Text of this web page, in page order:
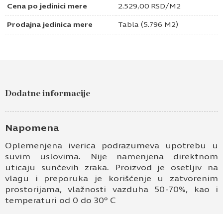
Cena po jedinici mere 2.529,00 RSD/M2
Prodajna jedinica mere Tabla (5.796 M2)
Ime i prezime
Kontakt telefon
Dodatne informacije
Napomena
Oplemenjena iverica podrazumeva upotrebu u
suvim uslovima. Nije namenjena direktnom
uticaju sunčevih zraka. Proizvod je osetljiv na
vlagu i preporuka je korišćenje u zatvorenim
prostorijama, vlažnosti vazduha 50-70%, kao i
temperaturi od 0 do 30º C